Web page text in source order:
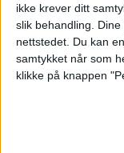
ikke krever ditt
slik behandling.
nettstedet. Du kan
samtykket når som
klikke på knappen